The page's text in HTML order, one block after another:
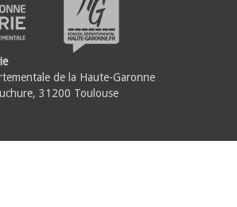
de la Haute-Garonne
31200 Toulouse